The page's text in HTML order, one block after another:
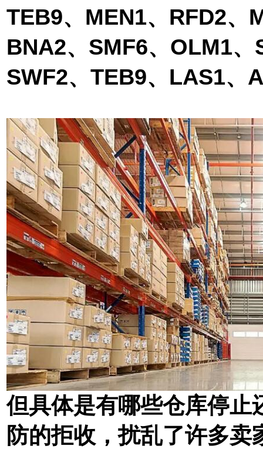
TEB9、MEN1、RFD2、
BNA2、SMF6、OLM1
SWF2、TEB9、LAS1、
但具体是有哪些仓库停止
防的拒收，扰乱了许多卖